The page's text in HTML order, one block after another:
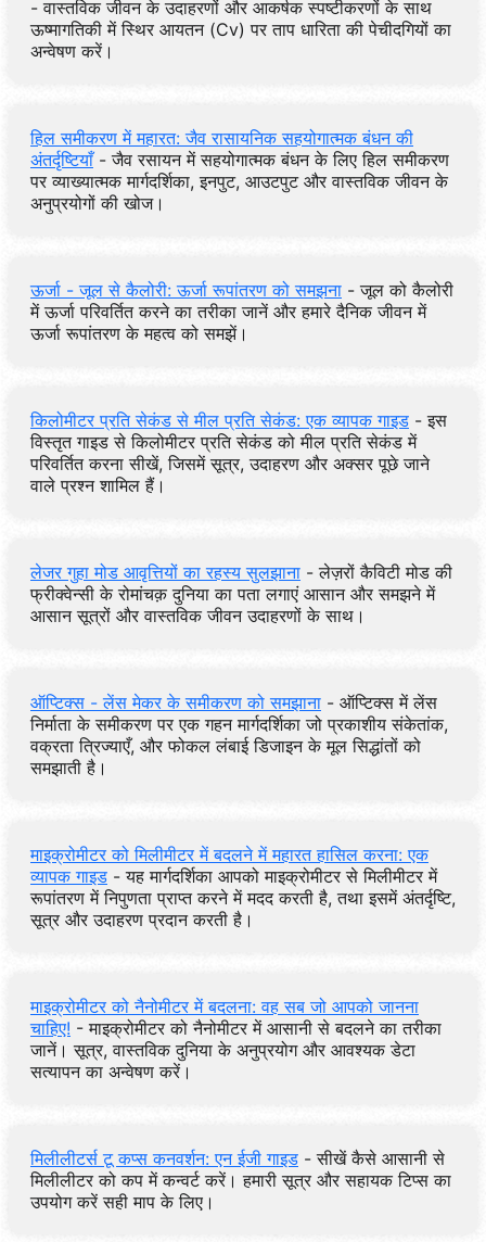
- वास्तविक जीवन के उदाहरणों और आकर्षक स्पष्टीकरणों के साथ
ऊष्मागतिकी में स्थिर आयतन (Cv) पर ताप धारिता की पेचीदगियों का
अन्वेषण करें।
हिल समीकरण में महारत: जैव रासायनिक सहयोगात्मक बंधन की
अंतर्दृष्टियाँ- जैव रसायन में सहयोगात्मक बंधन के लिए हिल समीकरण
पर व्याख्यात्मक मार्गदर्शिका, इनपुट, आउटपुट और वास्तविक जीवन के
अनुप्रयोगों की खोज।
ऊर्जा - जूल से कैलोरी: ऊर्जा रूपांतरण को समझना - जूल को कैलोरी
में ऊर्जा परिवर्तित करने का तरीका जानें और हमारे दैनिक जीवन में
ऊर्जा रूपांतरण के महत्व को समझें।
किलोमीटर प्रति सेकंड से मील प्रति सेकंड: एक व्यापक गाइड - इस
विस्तृत गाइड से किलोमीटर प्रति सेकंड को मील प्रति सेकंड में
परिवर्तित करना सीखें, जिसमें सूत्र, उदाहरण और अक्सर पूछे जाने
वाले प्रश्न शामिल हैं।
लेजर गुहा मोड आवृत्तियों का रहस्य सुलझाना - लेज़रों कैविटी मोड की
फ्रीक्वेन्सी के रोमांचक़ दुनिया का पता लगाएं आसान और समझने में
आसान सूत्रों और वास्तविक जीवन उदाहरणों के साथ।
ऑप्टिक्स - लेंस मेकर के समीकरण को समझाना - ऑप्टिक्स में लेंस
निर्माता के समीकरण पर एक गहन मार्गदर्शिका जो प्रकाशीय संकेतांक,
वक्रता त्रिज्याएँ, और फोकल लंबाई डिजाइन के मूल सिद्धांतों को
समझाती है।
माइक्रोमीटर को मिलीमीटर में बदलने में महारत हासिल करना: एक
व्यापक गाइड - यह मार्गदर्शिका आपको माइक्रोमीटर से मिलीमीटर में
रूपांतरण में निपुणता प्राप्त करने में मदद करती है, तथा इसमें अंतर्दृष्टि,
सूत्र और उदाहरण प्रदान करती है।
माइक्रोमीटर को नैनोमीटर में बदलना: वह सब जो आपको जानना
चाहिए! - माइक्रोमीटर को नैनोमीटर में आसानी से बदलने का तरीका
जानें। सूत्र, वास्तविक दुनिया के अनुप्रयोग और आवश्यक डेटा
सत्यापन का अन्वेषण करें।
मिलीलीटर्स टू कप्स कनवर्शन: एन ईजी गाइड - सीखें कैसे आसानी से
मिलीलीटर को कप में कन्वर्ट करें। हमारी सूत्र और सहायक टिप्स का
उपयोग करें सही माप के लिए।